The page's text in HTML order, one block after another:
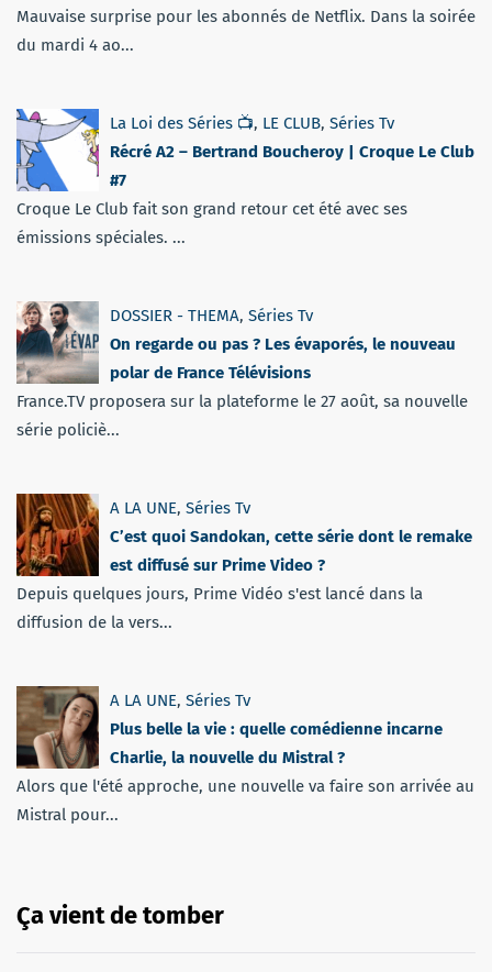
Mauvaise surprise pour les abonnés de Netflix. Dans la soirée
du mardi 4 ao...
La Loi des Séries 📺, LE CLUB, Séries Tv
Récré A2 – Bertrand Boucheroy | Croque Le Club
#7
Croque Le Club fait son grand retour cet été avec ses
émissions spéciales. ...
DOSSIER - THEMA, Séries Tv
On regarde ou pas ? Les évaporés, le nouveau
polar de France Télévisions
France.TV proposera sur la plateforme le 27 août, sa nouvelle
série policiè...
A LA UNE, Séries Tv
C’est quoi Sandokan, cette série dont le remake
est diffusé sur Prime Video ?
Depuis quelques jours, Prime Vidéo s'est lancé dans la
diffusion de la vers...
A LA UNE, Séries Tv
Plus belle la vie : quelle comédienne incarne
Charlie, la nouvelle du Mistral ?
Alors que l'été approche, une nouvelle va faire son arrivée au
Mistral pour...
Ça vient de tomber